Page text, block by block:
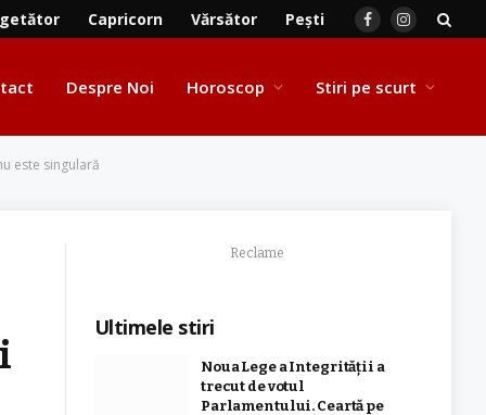
Capricorn Vărsător Pești FacebookInstagram
Despre Noi Horoscop Stiri pe scurt
este singulară
Reclame
Ultimele stiri
Noua Lege a Integrității a
trecut de votul
Parlamentului. Ceartă pe